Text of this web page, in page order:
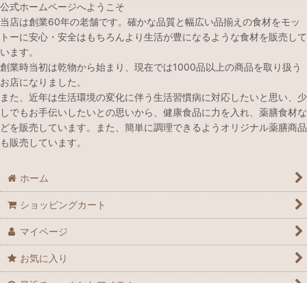
公式ホームページへようこそ
当店は創業60年の老舗です。確かな品質と幅広い品揃えの食材をモッ
トーに安心・安全はもちろんより生活が豊になるような食材を販売して
います。
創業時当初は乾物から始まり、現在では1000品以上の商品を取り扱う
お店になりました。
また、近年は生活環境の変化に伴う生活習慣病に対応したいと思い、少
しでもお手伝いしたいとの思いから、健康食品に力を入れ、薬膳食材な
どを販売しています。また、簡単に調理できるようオリジナル薬膳商品
も販売しています。
ホーム
ショッピングカート
マイページ
お気に入り